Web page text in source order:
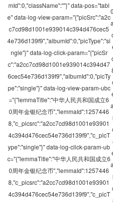
mId":0,"className":""}" data-pos="tabl
e" data-log-view-param="{"picSrc":"a2c
c7cd98d1001e939014c394d476cec5
4e736d139f9","albumId":0,"picType":"si
ngle"}" data-log-click-param="{"picSr
c":"a2cc7cd98d1001e939014c394d47
6cec54e736d139f9","albumId":0,"picTy
pe":"single"}" data-log-view-param-ubc
="{"lemmaTitle":"中华人民共和国成立6
0周年金银纪念币","lemmaId":1257446
8,"c_picsrc":"a2cc7cd98d1001e93901
4c394d476cec54e736d139f9","c_picT
ype":"single"}" data-log-click-param-ub
c="{"lemmaTitle":"中华人民共和国成立6
0周年金银纪念币","lemmaId":1257446
8,"c_picsrc":"a2cc7cd98d1001e93901
4c394d476cec54e736d139f9","c_picT